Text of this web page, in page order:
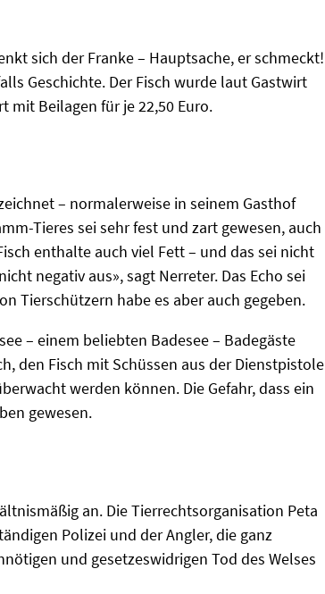
sich der Franke – Hauptsache, er schmeckt!
Geschichte. Der Fisch wurde laut Gastwirt
mit Beilagen für je 22,50 Euro.
– normalerweise in seinem Gasthof
Tieres sei sehr fest und zart gewesen, auch
enthalte auch viel Fett – und das sei nicht
negativ aus», sagt Nerreter. Das Echo sei
Tierschützern habe es aber auch gegeben.
– einem beliebten Badesee – Badegäste
den Fisch mit Schüssen aus der Dienstpistole
werden können. Die Gefahr, dass ein
gewesen.
an. Die Tierrechtsorganisation Peta
Polizei und der Angler, die ganz
und gesetzeswidrigen Tod des Welses